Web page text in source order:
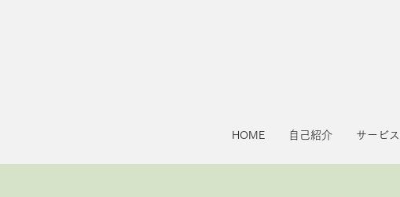
HOME 自己紹介 サービス